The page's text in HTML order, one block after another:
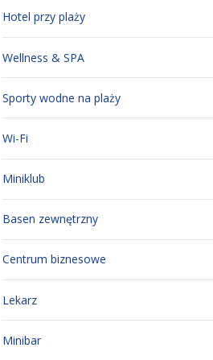
Hotel przy plaży
Wellness & SPA
Sporty wodne na plaży
Wi-Fi
Miniklub
Basen zewnętrzny
Centrum biznesowe
Lekarz
Minibar